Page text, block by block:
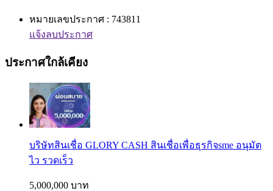
หมายเลขประกาศ : 743811
แจ้งลบประกาศ
ประกาศใกล้เคียง
บริษัทสินเชื่อ GLORY CASH สินเชื่อเพื่อธุรกิจsme อนุมัต
ไว รวดเร็ว
5,000,000 บาท